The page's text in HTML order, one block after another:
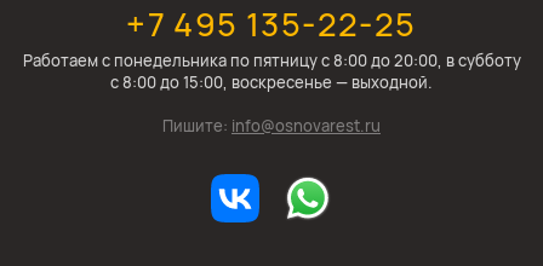
+7 495 135-22-25
Работаем c понедельника по пятницу с 8:00 до 20:00, в субботу
с 8:00 до 15:00, воскресенье — выходной.
Пишите: info@osnovarest.ru